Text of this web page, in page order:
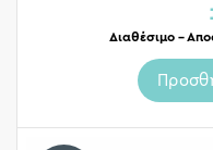
Διαθέσιμο –